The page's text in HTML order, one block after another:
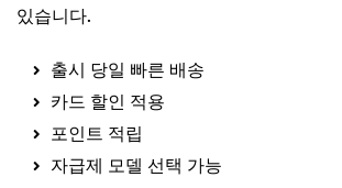
있습니다.
출시 당일 빠른 배송
카드 할인 적용
포인트 적립
자급제 모델 선택 가능